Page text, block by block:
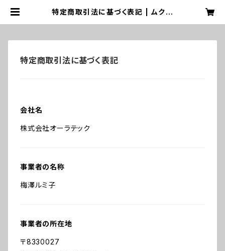
特定商取引法に基づく表記 | ムクロ
特定商取引法に基づく表記
会社名
株式会社オーラテック
事業者の名称
梅澤ルミ子
事業者の所在地
〒8330027